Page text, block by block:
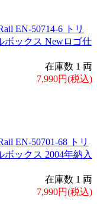
EN-50714-6 トリ
ボックス Newロゴ仕
在庫数 1 両
7,990円(税込)
EN-50701-68 トリ
ックス 2004年納入
在庫数 1 両
7,990円(税込)